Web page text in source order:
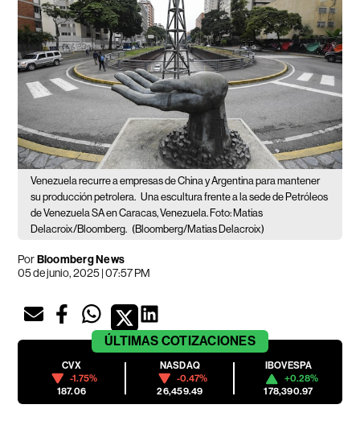
Venezuela recurre a empresas de China y Argentina para mantener
su producción petrolera. Una escultura frente a la sede de Petróleos
de Venezuela SA en Caracas, Venezuela. Foto: Matias
Delacroix/Bloomberg. (Bloomberg/Matias Delacroix)
PorBloomberg News
05 de junio, 2025 | 07:57 PM
ÚLTIMAS COTIZACIONES
CVX
-1.75%
187.06
NASDAQ
-0.47%
26,459.49
IBOVESPA
+0.28%
178,390.97